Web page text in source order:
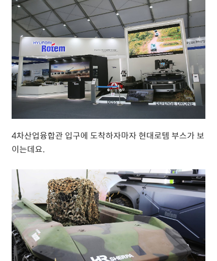
4차산업융합관 입구에 도착하자마자 현대로템 부스가 보
이는데요.